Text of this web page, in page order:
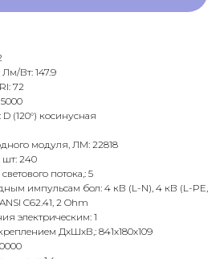
Вт: 147.9
72
(120°) косинусная
модуля, ЛМ: 22818
шт: 240
потока,: 5
импульсам бол: 4 кВ (L-N), 4 кВ (L-PE,
C62.41, 2 Ohm
электрическим: 1
ДхШхВ,: 841х180х109